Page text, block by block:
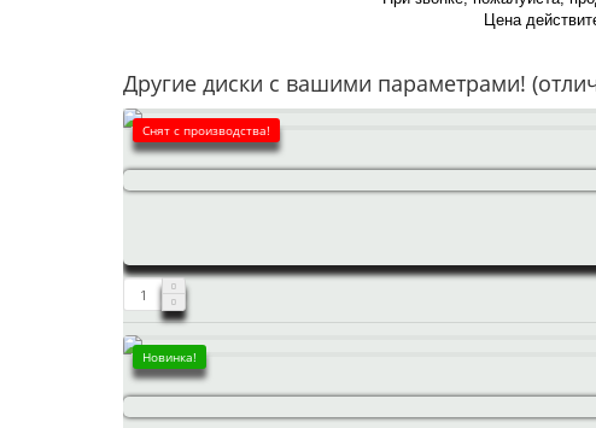
Цена
Другие диски с вашими параметрами!
Снят с производства!
Новинка!